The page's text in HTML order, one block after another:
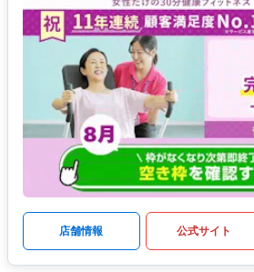
店舗情報 公式サイト